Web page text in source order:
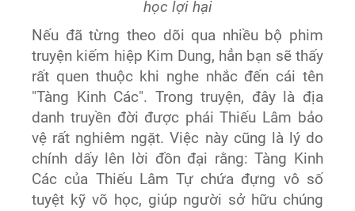
học lợi hại
Nếu đã từng theo dõi qua nhiều bộ phim
truyện kiếm hiệp Kim Dung, hẳn bạn sẽ thấy
rất quen thuộc khi nghe nhắc đến cái tên
"Tàng Kinh Các". Trong truyện, đây là địa
danh truyền đời được phái Thiếu Lâm bảo
vệ rất nghiêm ngặt. Việc này cũng là lý do
chính dấy lên lời đồn đại rằng: Tàng Kinh
Các của Thiếu Lâm Tự chứa đựng vô số
tuyệt kỹ võ học, giúp người sở hữu chúng